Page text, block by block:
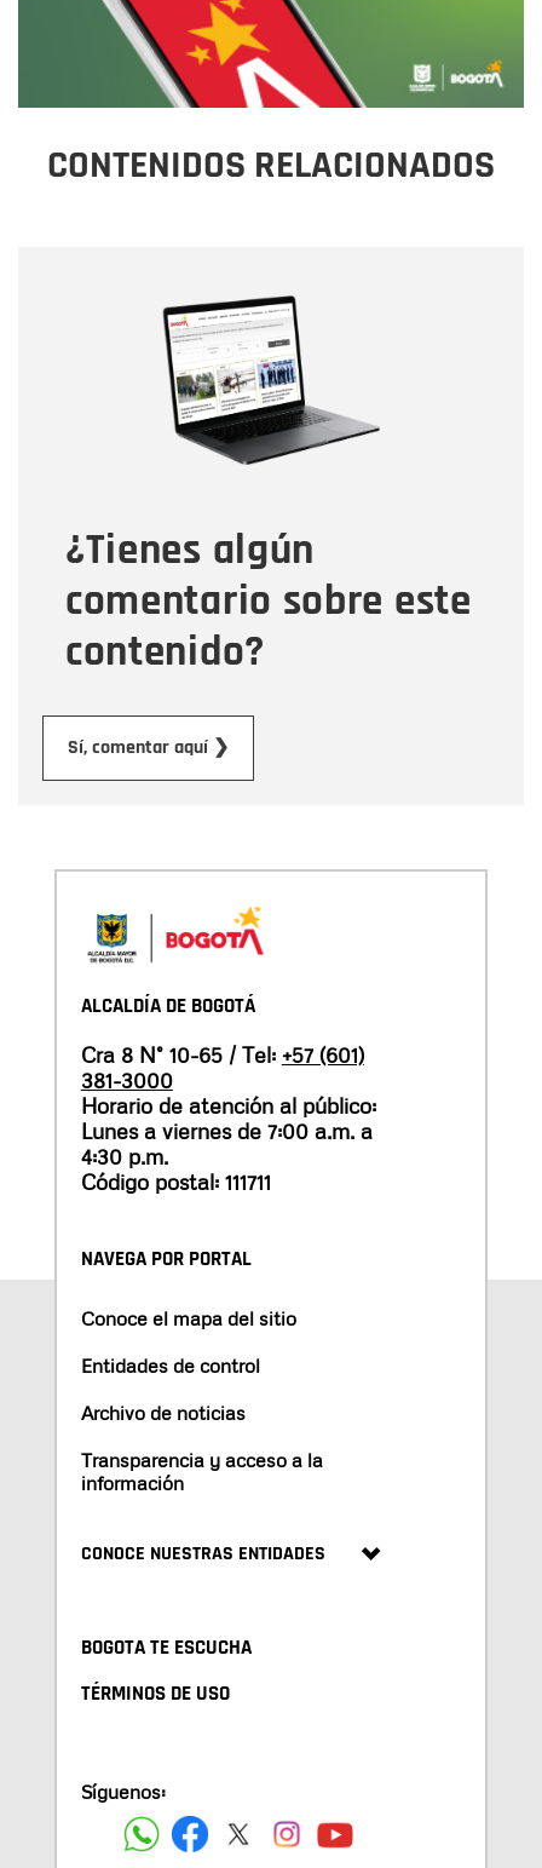
CONTENIDOS RELACIONADOS
¿Tienes algún
comentario sobre este
contenido?
Sí, comentar aquí ❯
Correo electrónico
Tipo de comentario
Mensaje
ALCALDÍA DE BOGOTÁ
Cra 8 N° 10-65 / Tel: +57 (601)
381-3000
Horario de atención al público:
Lunes a viernes de 7:00 a.m. a
4:30 p.m.
Código postal: 111711
NAVEGA POR PORTAL
Conoce el mapa del sitio
Entidades de control
Archivo de noticias
Transparencia y acceso a la
información
CONOCE NUESTRAS ENTIDADES
BOGOTA TE ESCUCHA
TÉRMINOS DE USO
Síguenos: